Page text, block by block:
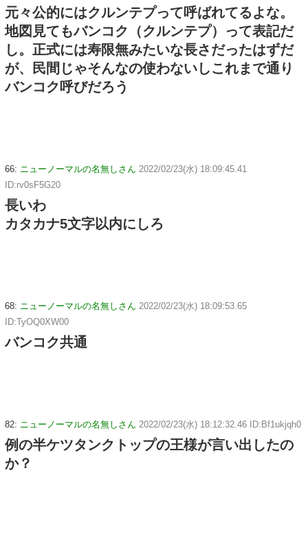
元々公的にはクルンテプって呼ばれてるよな。
地図見てもバンコク（クルンテプ）って表記だ
し。正式には寿限無みたいな長さだったはずだ
が、民間じゃそんなの使わないしこれまで通り
バンコク呼びだろう
66: ニューノーマルの名無しさん 2022/02/23(水) 18:09:45.41
ID:rv0sF5G20
長いわ
カタカナ5文字以内にしろ
68: ニューノーマルの名無しさん 2022/02/23(水) 18:09:53.65
ID:TyOQ0XW00
バンコク共通
82: ニューノーマルの名無しさん 2022/02/23(水) 18:12:32.46 ID:Bf1ukjqh0
例の半ケツタンクトップの王様が言い出したの
か？